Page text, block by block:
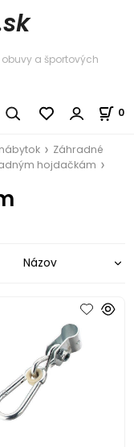
a športových
0
Záhradné
hojdačkám